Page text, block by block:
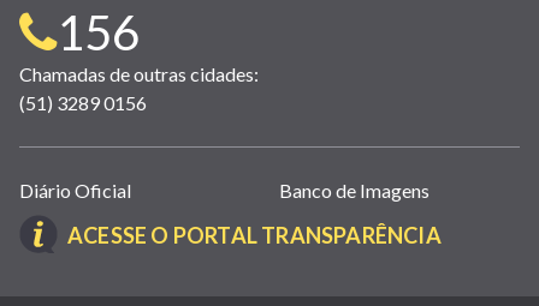
Telefone
para
contato:
156
Chamadas de outras cidades:
(51) 3289 0156
Links
úteis
(abrem
Diário Oficial Banco de Imagens
ACESSE O PORTAL TRANSPARÊNCIA(LINK
EM